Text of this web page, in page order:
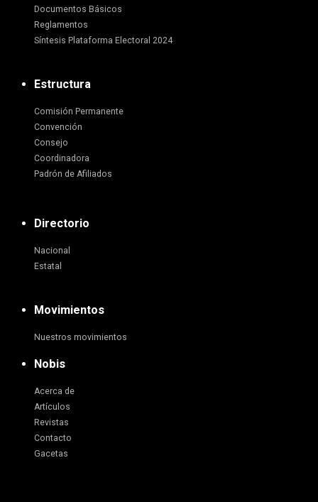
Documentos Básicos
Reglamentos
Síntesis Plataforma Electoral 2024
Estructura
Comisión Permanente
Convención
Consejo
Coordinadora
Padrón de Afiliados
Directorio
Nacional
Estatal
Movimientos
Nuestros movimientos
Nobis
Acerca de
Artículos
Revistas
Contacto
Gacetas